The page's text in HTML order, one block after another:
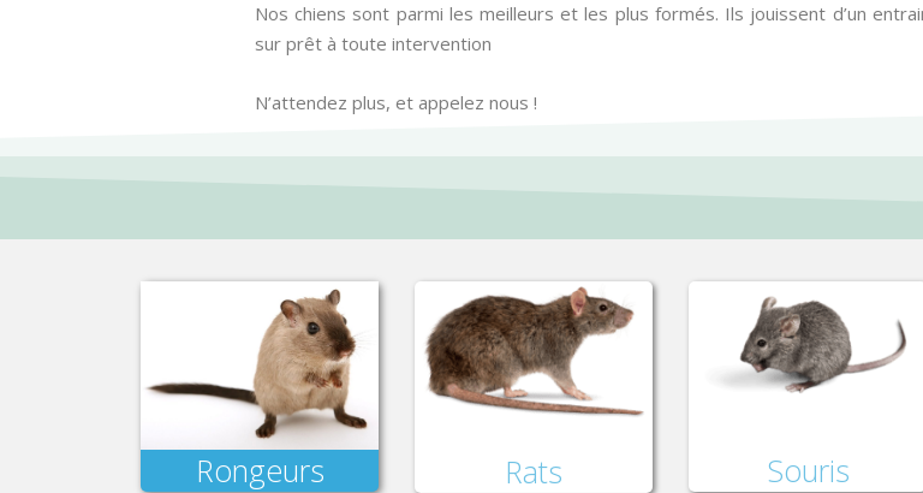
Nos chiens sont parmi les meilleurs et les plus formés. Ils jouissent d’un
sur prêt à toute intervention
N’attendez plus, et appelez nous !
Rongeurs Rats Souris